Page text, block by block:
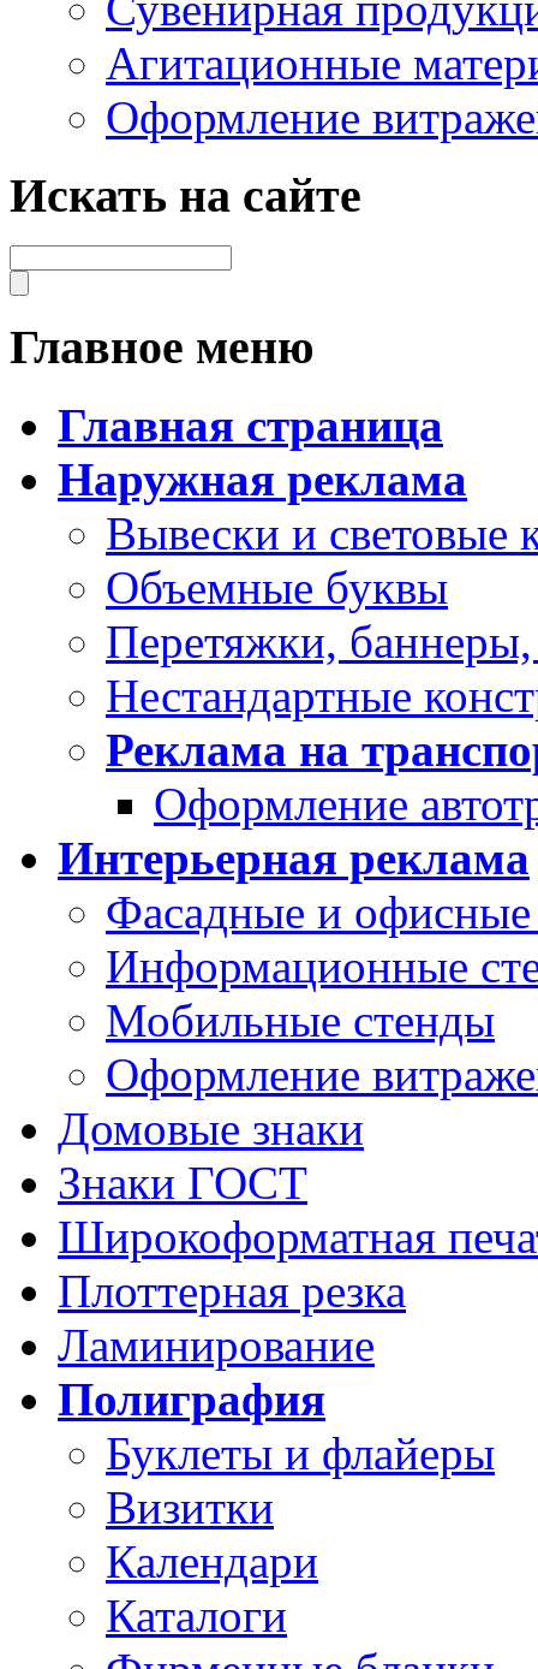
Агитационные
Оформление
Искать на сайте
Главное меню
Главная страница
Наружная реклама
Вывески и световые
Объемные буквы
Перетяжки,
Нестандартные
Реклама на
Оформление
Интерьерная реклама
Фасадные и офисные
Информационные
Мобильные стенды
Оформление
Домовые знаки
Знаки ГОСТ
Широкоформатная
Плоттерная резка
Ламинирование
Полиграфия
Буклеты и флайеры
Визитки
Календари
Каталоги